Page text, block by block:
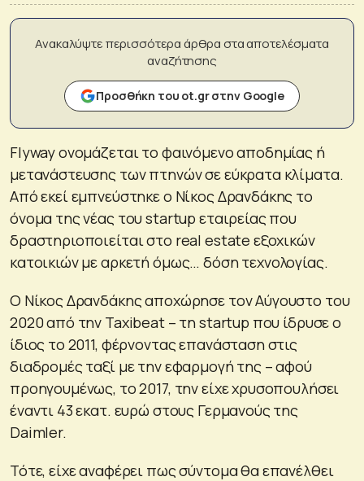
Ανακαλύψτε περισσότερα άρθρα στα αποτελέσματα
αναζήτησης
Προσθήκη του ot.gr στην Google
Flyway ονομάζεται το φαινόμενο αποδημίας ή
μετανάστευσης των πτηνών σε εύκρατα κλίματα.
Από εκεί εμπνεύστηκε ο Νίκος Δρανδάκης το
όνομα της νέας του startup εταιρείας που
δραστηριοποιείται στο real estate εξοχικών
κατοικιών με αρκετή όμως… δόση τεχνολογίας.
Ο Νίκος Δρανδάκης αποχώρησε τον Αύγουστο του
2020 από την Taxibeat – τη startup που ίδρυσε ο
ίδιος το 2011, φέρνοντας επανάσταση στις
διαδρομές ταξί με την εφαρμογή της – αφού
προηγουμένως, το 2017, την είχε χρυσοπουλήσει
έναντι 43 εκατ. ευρώ στους Γερμανούς της
Daimler.
Τότε, είχε αναφέρει πως σύντομα θα επανέλθει